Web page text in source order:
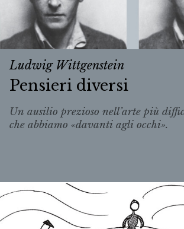
Ludwig Wittgenstein
Pensieri diversi
Un ausilio prezioso nell’arte più
che abbiamo «davanti agli occhi».